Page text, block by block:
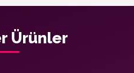
Ürünler